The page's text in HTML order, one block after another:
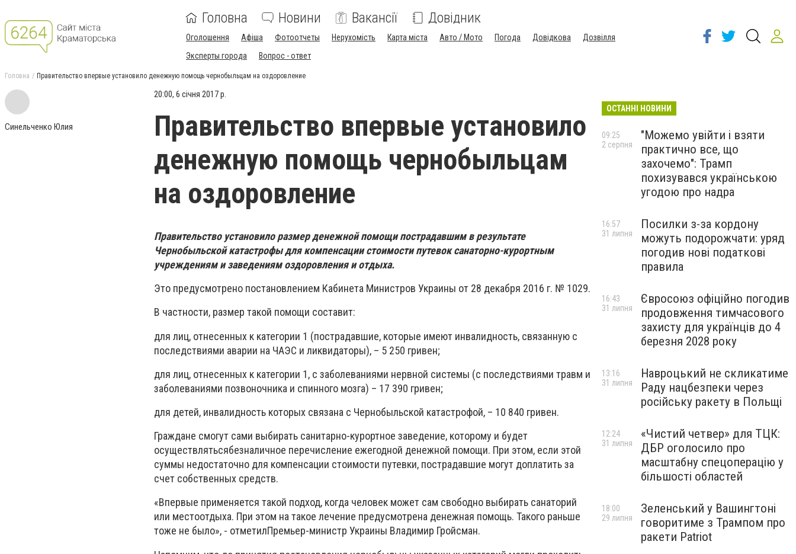
Головна Новини Вакансії Довідник
Оголошення Афіша Фотоотчеты Нерухомість Карта міста Авто / Мото Погода Довідкова
Дозвілля
Эксперты города
Вопрос - ответ
Головна Правительство впервые установило денежную помощь чернобыльцам на оздоровление
Синельченко Юлия
20:00, 6 січня 2017 р.
Правительство впервые установило
денежную помощь чернобыльцам
на оздоровление
Правительство установило размер денежной помощи пострадавшим в результате
Чернобыльской катастрофы для компенсации стоимости путевок санаторно-курортным
учреждениям и заведениям оздоровления и отдыха.
Это предусмотрено постановлением Кабинета Министров Украины от 28 декабря 2016 г. № 1029.
В частности, размер такой помощи составит:
для лиц, отнесенных к категории 1 (пострадавшие, которые имеют инвалидность, связанную с
последствиями аварии на ЧАЭС и ликвидаторы), – 5 250 гривен;
для лиц, отнесенных к категории 1, с заболеваниями нервной системы (с последствиями травм и
заболеваниями позвоночника и спинного мозга) – 17 390 гривен;
для детей, инвалидность которых связана с Чернобыльской катастрофой, – 10 840 гривен.
Граждане смогут сами выбирать санитарно-курортное заведение, которому и будет
осуществлятьсябезналичное перечисление ежегодной денежной помощи. При этом, если этой
суммы недостаточно для компенсации стоимости путевки, пострадавшие могут доплатить за
счет собственных средств.
«Впервые применяется такой подход, когда человек может сам свободно выбирать санаторий
или местоотдыха. При этом на такое лечение предусмотрена денежная помощь. Такого раньше
тоже не было», - отметилПремьер-министр Украины Владимир Гройсман.
ОСТАННІ НОВИНИ
"Можемо увійти і взяти
практично все, що
захочемо": Трамп
похизувався українською
угодою про надра
09:25
2 серпня
Посилки з-за кордону
можуть подорожчати: уряд
погодив нові податкові
правила
16:57
31 липня
Євросоюз офіційно погодив
продовження тимчасового
захисту для українців до 4
березня 2028 року
16:43
31 липня
Навроцький не скликатиме
Раду нацбезпеки через
російську ракету в Польщі
13:16
31 липня
«Чистий четвер» для ТЦК:
ДБР оголосило про
масштабну спецоперацію у
більшості областей
12:24
31 липня
Зеленський у Вашингтоні
говоритиме з Трампом про
ракети Patriot
18:00
29 липня